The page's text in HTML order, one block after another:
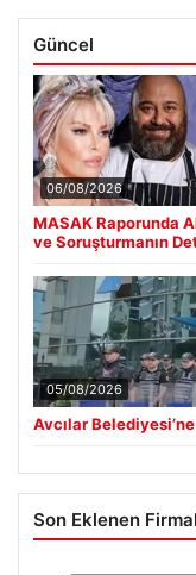
Güncel
06/08/2026
MASAK Raporunda
ve Soruşturmanın
05/08/2026
Avcılar
Son Eklenen